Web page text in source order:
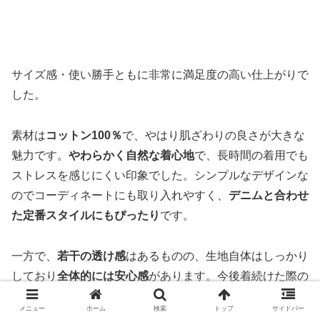
サイズ感・使い勝手ともに非常に満足度の高い仕上がりで
した。
素材はコットン100％で、やはり肌ざわりの良さが大きな
魅力です。 やわらかく自然な着心地で、長時間の着用でも
ストレスを感じにくい印象でした。シンプルなデザインな
のでコーディネートにも取り入れやすく、 デニムと合わせ
た定番スタイルにもぴったり です。
一方で、 若干の透け感はあるものの、生地自体はしっかり
しており 全体的には安心感があります。今後着続けた際の
首まわりのヨレについては少し気になるところですが、長
メニュー ホーム 検索 トップ サイドバー